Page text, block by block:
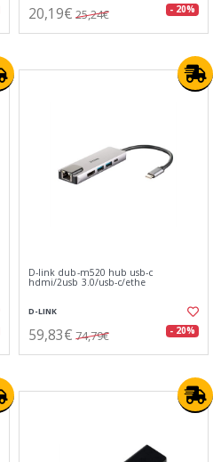
20,19€ 25,24€ - 20%
D-link dub-m520 hub usb-c
hdmi/2usb 3.0/usb-c/ethe
D-LINK
59,83€ 74,79€ - 20%